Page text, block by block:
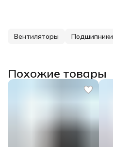
Вентиляторы Подшипники
Похожие товары